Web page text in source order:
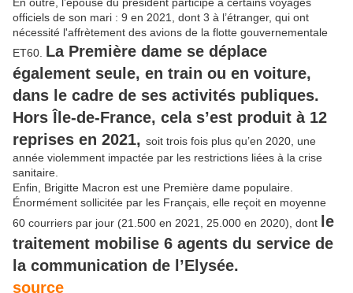
officiels de son mari : 9 en 2021, dont 3 à l’étranger, qui ont
nécessité l'affrètement des avions de la flotte gouvernementale
ET60. La Première dame se déplace
également seule, en train ou en voiture,
dans le cadre de ses activités publiques.
Hors Île-de-France, cela s’est produit à 12
reprises en 2021, soit trois fois plus qu’en 2020, une
année violemment impactée par les restrictions liées à la crise
sanitaire.
Enfin, Brigitte Macron est une Première dame populaire.
Énormément sollicitée par les Français, elle reçoit en moyenne
60 courriers par jour (21.500 en 2021, 25.000 en 2020), dont
le
traitement mobilise 6 agents du service de
la communication de l’Elysée.
source